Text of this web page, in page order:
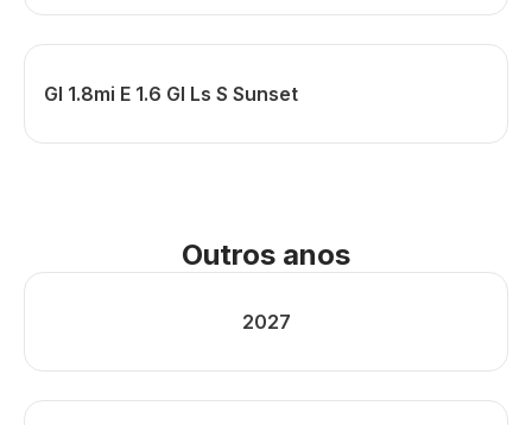
Gl 1.8mi E 1.6 Gl Ls S Sunset
Outros anos
2027